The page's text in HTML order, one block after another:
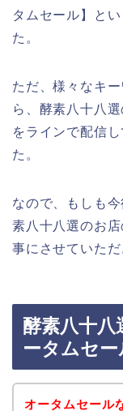
タムセール】と
た。
ただ、様々なキ
ら、酵素八十八
をラインで配信
た。
なので、もしも
素八十八選のお
事にさせていただ
酵素八十
ータムセ
オータムセール